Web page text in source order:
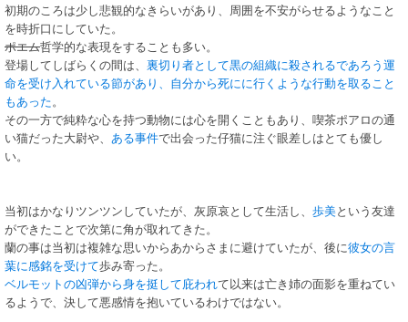
初期のころは少し悲観的なきらいがあり、周囲を不安がらせるようなこと
を時折口にしていた。
ポエム哲学的な表現をすることも多い。
登場してしばらくの間は、 裏切り者として黒の組織に殺されるであろう運
命を受け入れている節があり、自分から死にに行くような行動を取ること
もあった。
その一方で純粋な心を持つ動物には心を開くこともあり、喫茶ポアロの通
い猫だった大尉や、 ある事件で出会った仔猫に注ぐ眼差しはとても優し
い。
当初はかなりツンツンしていたが、灰原哀として生活し、 歩美という友達
ができたことで次第に角が取れてきた。
蘭の事は当初は複雑な思いからあからさまに避けていたが、後に彼女の言
葉に感銘を受けて歩み寄った。
ベルモットの凶弾から身を挺して庇われて以来は亡き姉の面影を重ねてい
るようで、決して悪感情を抱いているわけではない。